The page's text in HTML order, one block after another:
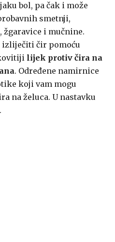
bol, pa čak i može
smetnji,
i mučnine.
izliječiti čir pomoću
lijek protiv čira na
. Određene namirnice
koji vam mogu
na želuca. U nastavku